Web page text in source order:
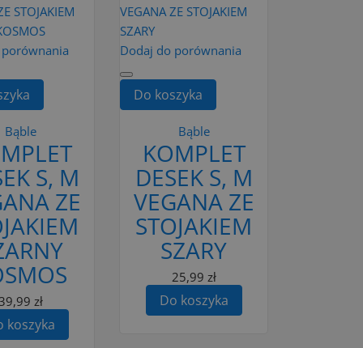
Bąble
S, M
ZE
zł
koszyka
Dodaj do porównania
Do koszyka
Bąble
KOMPLET
DESEK S, M
VEGANA ZE
STOJAKIEM
SZARY
25,99 zł
Do koszyka